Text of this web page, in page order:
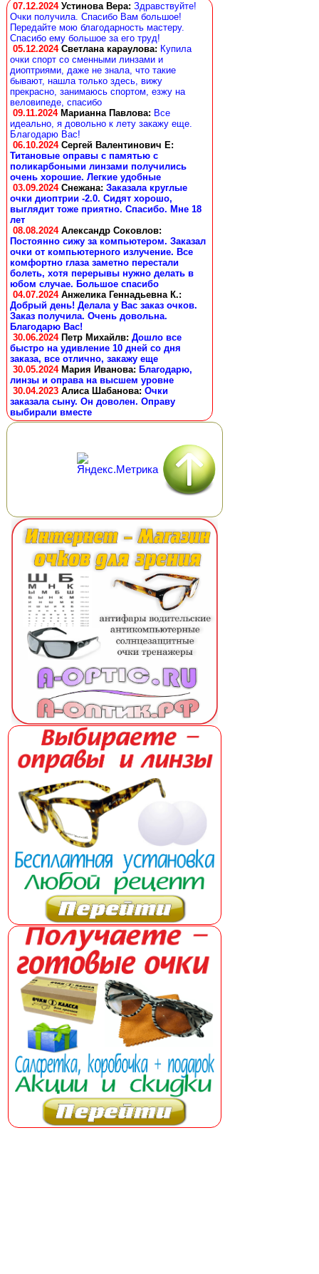
07.12.2024 Устинова Вера: Здравствуйте!
Очки получила. Спасибо Вам большое!
Передайте мою благодарность мастеру.
Спасибо ему большое за его труд!
05.12.2024 Светлана караулова: Купила
очки спорт со сменными линзами и
диоптриями, даже не знала, что такие
бывают, нашла только здесь, вижу
прекрасно, занимаюсь спортом, езжу на
веловипеде, спасибо
09.11.2024 Марианна Павлова: Все
идеально, я довольно к лету закажу еще.
Благодарю Вас!
06.10.2024 Сергей Валентинович Е:
Титановые оправы с памятью с
поликарбоными линзами получились
очень хорошие. Легкие удобные
03.09.2024 Снежана: Заказала круглые
очки диоптрии -2.0. Сидят хорошо,
выглядит тоже приятно. Спасибо. Мне 18
лет
08.08.2024 Александр Соковлов:
Постоянно сижу за компьютером. Заказал
очки от компьютерного излучение. Все
комфортно глаза заметно перестали
болеть, хотя перерывы нужно делать в
юбом случае. Большое спасибо
04.07.2024 Анжелика Геннадьевна К.:
Добрый день! Делала у Вас заказ очков.
Заказ получила. Очень довольна.
Благодарю Вас!
30.06.2024 Петр Михайлв: Дошло все
быстро на удивление 10 дней со дня
заказа, все отлично, закажу еще
30.05.2024 Мария Иванова: Благодарю,
линзы и оправа на высшем уровне
30.04.2023 Алиса Шабанова: Очки
заказала сыну. Он доволен. Оправу
выбирали вместе